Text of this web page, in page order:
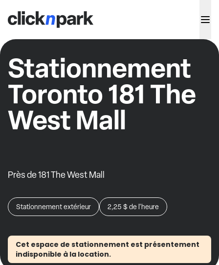
Stationnement
Toronto 181 The
West Mall
Près de 181 The West Mall
Stationnement extérieur 2,25 $ de l'heure
Cet espace de stationnement est présentement
indisponible à la location.